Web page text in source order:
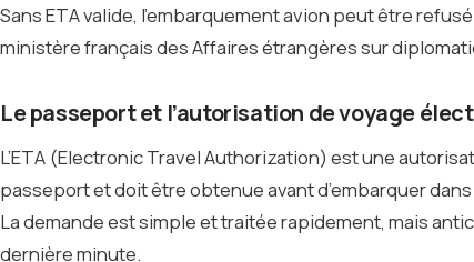
Sans ETA valide, l’embarquement avion peut être
ministère français des Affaires étrangères sur
Le passeport et l’autorisation de voyage
L’ETA (Electronic Travel Authorization) est une
passeport et doit être obtenue avant d’embarquer
La demande est simple et traitée rapidement, mais
dernière minute.